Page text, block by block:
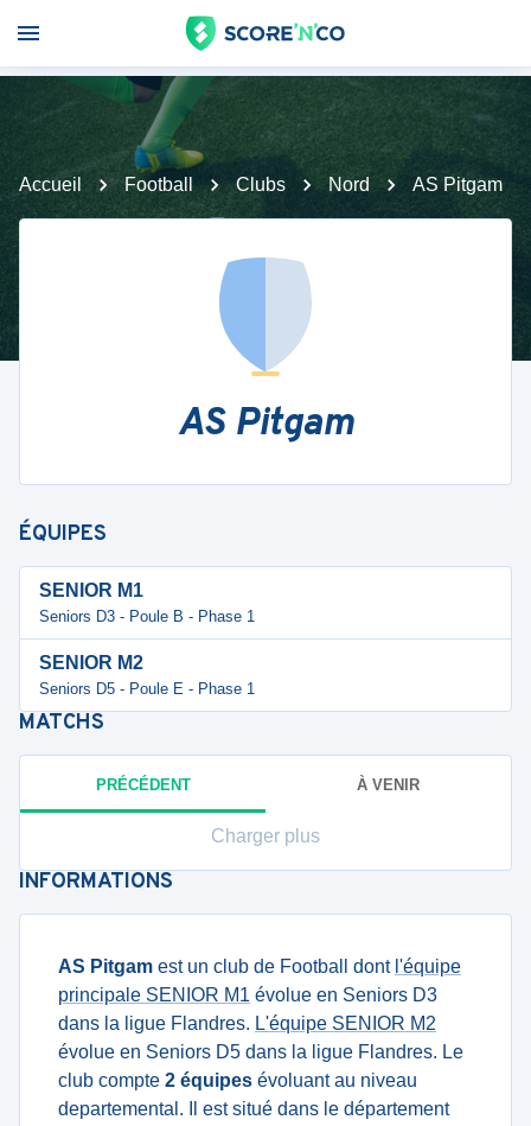
Accueil Football Clubs Nord AS Pitgam
AS Pitgam
ÉQUIPES
SENIOR M1
Seniors D3 - Poule B - Phase 1
SENIOR M2
Seniors D5 - Poule E - Phase 1
MATCHS
PRÉCÉDENT À VENIR
Charger plus
INFORMATIONS
AS Pitgam est un club de Football dont l'équipe
principale SENIOR M1 évolue en Seniors D3
dans la ligue Flandres. L'équipe SENIOR M2
évolue en Seniors D5 dans la ligue Flandres. Le
club compte 2 équipes évoluant au niveau
departemental. Il est situé dans le département